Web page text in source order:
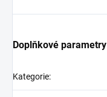
Doplňkové parametry
Kategorie: